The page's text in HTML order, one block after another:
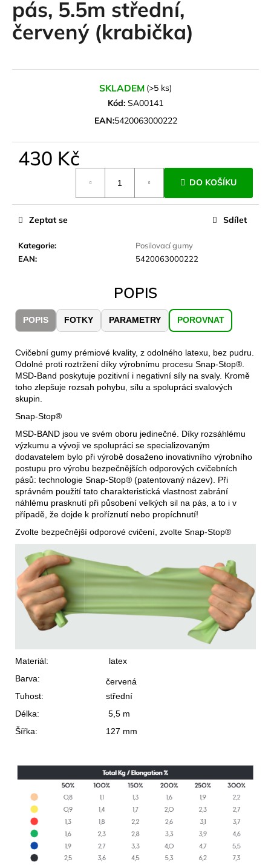
pás, 5.5m střední,
červený (krabička)
SKLADEM (>5 ks)
Kód: SA00141
EAN:5420063000222
430 Kč
DO KOŠÍKU
Kategorie:
Posilovací gumy
EAN: 5420063000222
Zeptat se Sdílet
POPIS
POPIS FOTKY PARAMETRY POROVNAT
Cvičební gumy prémiové kvality, z odolného latexu, bez pudru.
Odolné proti roztržení díky výrobnímu procesu Snap-Stop®.
MSD-Band poskytuje pozitivní i negativní síly na svaly. Kromě
toho zlepšuje rozsah pohybu, sílu a spolupráci svalových
skupin.
Snap-Stop®
MSD-BAND jsou ve svém oboru jedinečné. Díky rozsáhlému
výzkumu a vývoji ve spolupráci se specializovaným
dodavatelem bylo při výrobě dosaženo inovativního výrobního
postupu pro výrobu bezpečnějších odporových cvičebních
pásů: technologie Snap-Stop® (patentovaný název). Při
správném použití tato charakteristická vlastnost zabrání
náhlému prasknutí při působení velkých sil na pás, a to i v
případě, že dojde k proříznutí nebo propíchnutí!
Zvolte bezpečnější odporové cvičení, zvolte Snap-Stop®
Materiál:
latex
Barva:
červená
Tuhost:
střední
Délka:
5,5 m
Šířka:
127 mm
a
j
HLEDAT
o
p
u
e
m
CARNOSPORT
GEL
100
899
Kč